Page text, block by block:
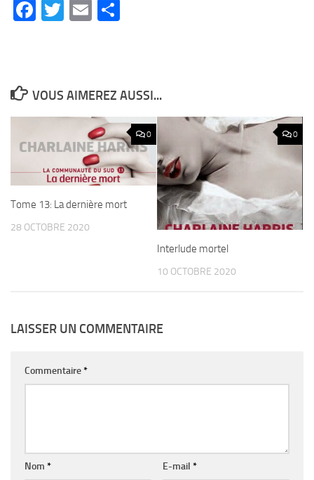
Facebook
Twitter
Email
VOUS AIMEREZ AUSSI...
0
Tome 13: La dernière mort
28 OCTOBRE 2020
0
Interlude mortel
10 OCTOBRE 2020
LAISSER UN COMMENTAIRE
Commentaire*
Nom * E-mail *